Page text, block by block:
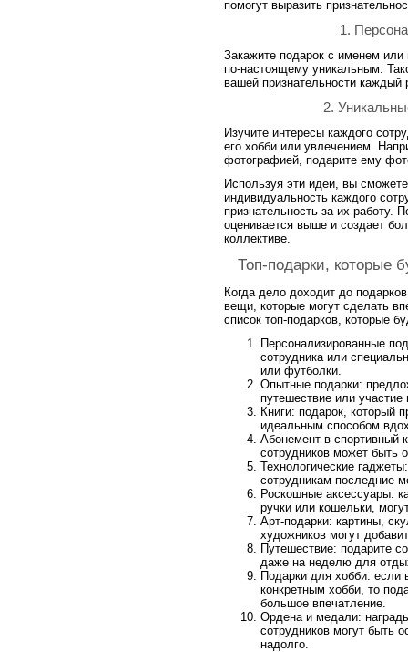
помогут выразить
1.
Закажите подарок с именем или
по-настоящему уникальным.
вашей признательности каждый
2.
Изучите интересы каждого
его хобби или увлечением.
фотографией, подарите ему
Используя эти идеи, вы
индивидуальность каждого
признательность за их работу.
оценивается выше и создает
коллективе.
Топ-подарки, которые
Когда дело доходит до
вещи, которые могут сделать
список топ-подарков, которые
Персонализированные
сотрудника или
или футболки.
Опытные подарки:
путешествие или
Книги: подарок, который
идеальным способом
Абонемент в спортивный
сотрудников может быть
Технологические
сотрудникам последние
Роскошные аксессуары:
ручки или кошельки,
Арт-подарки: картины,
художников могут
Путешествие: подарите
даже на неделю для
Подарки для хобби: если
конкретным хобби, то
большое впечатление.
Ордена и медали:
сотрудников могут быть
надолго.